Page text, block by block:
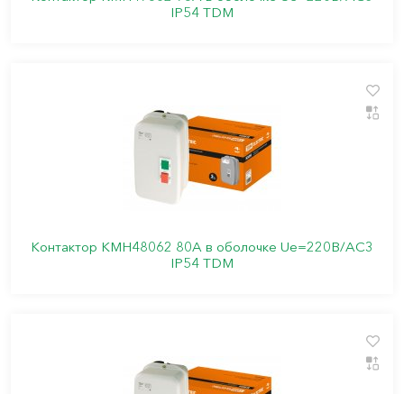
IP54 TDM
Контактор КМН48062 80А в оболочке Ue=220В/АC3
IP54 TDM